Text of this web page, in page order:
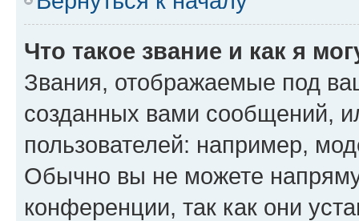
Что такое звание и как я
Звания, отображаемые под
созданных вами сообщений,
пользователей: например,
Обычно вы не можете
конференции, так как они